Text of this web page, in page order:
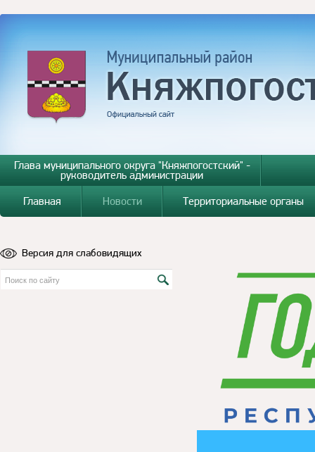
Глава муниципального округа "Княжпогостский" -
руководитель администрации
Главная
Новости Территориальные органы
Версия для слабовидящих